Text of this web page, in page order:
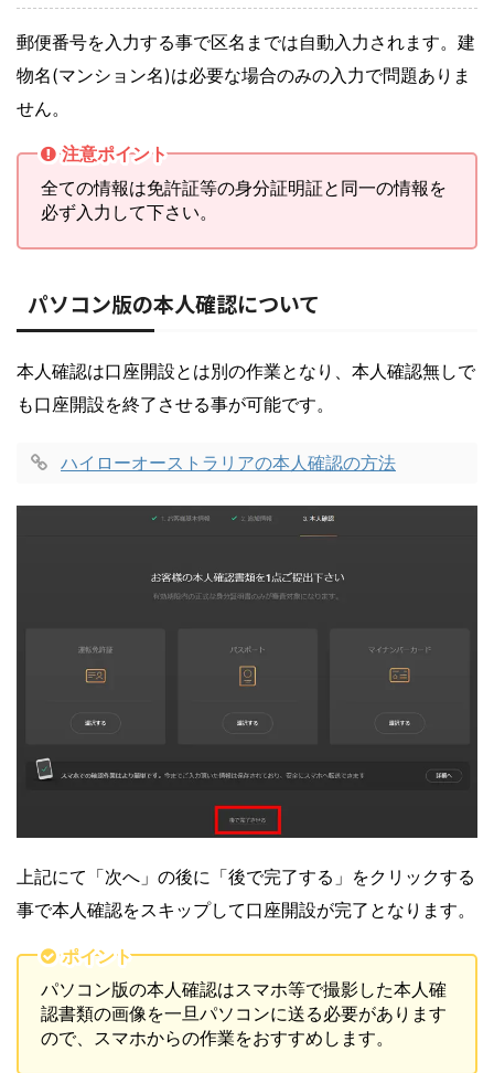
郵便番号を入力する事で区名までは自動入力されます。建
物名(マンション名)は必要な場合のみの入力で問題ありま
せん。
注意ポイント
全ての情報は免許証等の身分証明証と同一の情報を
必ず入力して下さい。
パソコン版の本人確認について
本人確認は口座開設とは別の作業となり、本人確認無しで
も口座開設を終了させる事が可能です。
ハイローオーストラリアの本人確認の方法
上記にて「次へ」の後に「後で完了する」をクリックする
事で本人確認をスキップして口座開設が完了となります。
ポイント
パソコン版の本人確認はスマホ等で撮影した本人確
認書類の画像を一旦パソコンに送る必要があります
ので、スマホからの作業をおすすめします。